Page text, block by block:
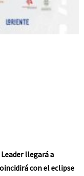
llegará a
con el eclipse